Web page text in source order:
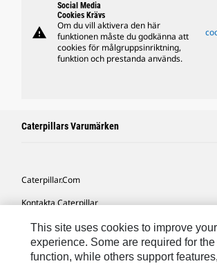
warning
Social Media
Cookies Krävs
Om du vill aktivera den här
funktionen måste du godkänna att
cookies för målgruppsinriktning,
funktion och prestanda används.
Caterpillars Varumärken
Caterpillar.com
Kontakta Caterpillar
Mina Marknadsföringspreferenser
Platskarta
This site uses cookies to improve your
experience. Some are required for
function, while others support features,